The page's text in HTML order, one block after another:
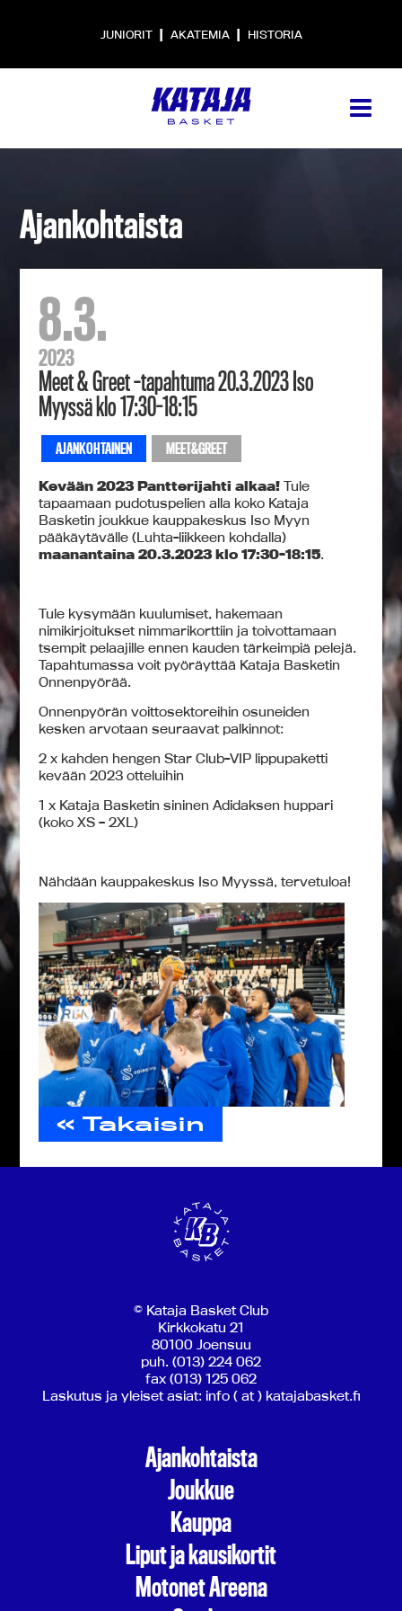
JUNIORIT | AKATEMIA | HISTORIA
Ajankohtaista
8.3.
2023
Meet & Greet –tapahtuma 20.3.2023 Iso
Myyssä klo 17:30-18:15
AJANKOHTAINEN MEET&GREET
Kevään 2023 Pantterijahti alkaa! Tule
tapaamaan pudotuspelien alla koko Kataja
Basketin joukkue kauppakeskus Iso Myyn
pääkäytävälle (Luhta-liikkeen kohdalla)
maanantaina 20.3.2023 klo 17:30-18:15.
Tule kysymään kuulumiset, hakemaan
nimikirjoitukset nimmarikorttiin ja toivottamaan
tsempit pelaajille ennen kauden tärkeimpiä pelejä.
Tapahtumassa voit pyöräyttää Kataja Basketin
Onnenpyörää.
Onnenpyörän voittosektoreihin osuneiden
kesken arvotaan seuraavat palkinnot:
2 x kahden hengen Star Club-VIP lippupaketti
kevään 2023 otteluihin
1 x Kataja Basketin sininen Adidaksen huppari
(koko XS – 2XL)
Nähdään kauppakeskus Iso Myyssä, tervetuloa!
« Takaisin
© Kataja Basket Club
Kirkkokatu 21
80100 Joensuu
puh. (013) 224 062
fax (013) 125 062
Laskutus ja yleiset asiat: info ( at ) katajabasket.fi
Ajankohtaista
Joukkue
Kauppa
Liput ja kausikortit
Motonet Areena